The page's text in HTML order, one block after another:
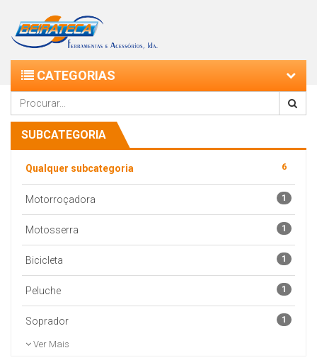
CATEGORIAS
SUBCATEGORIA
Qualquer subcategoria 6
Motorroçadora 1
Motosserra 1
Bicicleta 1
Peluche 1
Soprador 1
Ver Mais